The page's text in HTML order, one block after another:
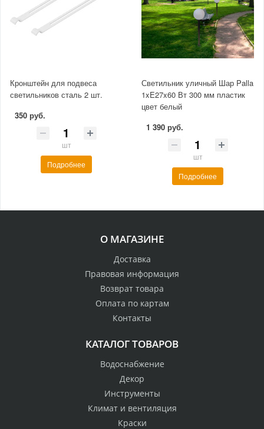
Кронштейн для подвеса
светильников сталь 2 шт.
350 руб.
шт
Подробнее
Светильник уличный Шар Palla
1xE27x60 Вт 300 мм пластик
цвет белый
1 390 руб.
шт
Подробнее
О МАГАЗИНЕ
Доставка
Правовая информация
Возврат товара
Оплата по картам
Контакты
КАТАЛОГ ТОВАРОВ
Водоснабжение
Декор
Инструменты
Климат и вентиляция
Краски